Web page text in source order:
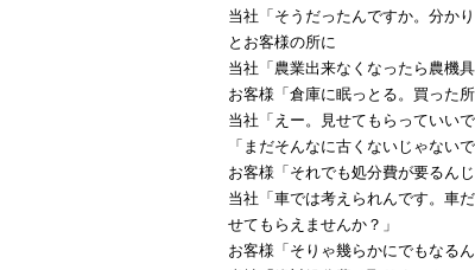
当社「そうだったんですか。分か
とお客様の所に
当社「農業出来なくなったら農機
お客様「倉庫に眠っとる。買った
当社「えー。見せてもらっていいで
「まだそんなに古くないじゃないで
お客様「それでも処分費が要るん
当社「車では考えられんです。車
せてもらえませんか？」
お客様「そりゃ幾らかにでもなるん